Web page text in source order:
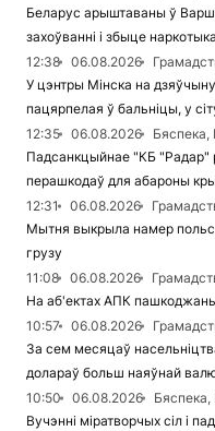
Беларус арыштаваны ў
захоўванні і збыце
12:38
06.08.2026
У цэнтры Мінска на
пацярпелая ў бальніцы, у
12:35
06.08.2026
Бяспека,
Падсанкцыйнае "КБ "Радар"
перашкодаў для абароны
12:31
06.08.2026
Мытня выкрыла намер
грузу
11:08
06.08.2026
На аб'ектах АПК
10:57
06.08.2026
За сем месяцаў
долараў больш наяўнай
10:50
06.08.2026
Бяспека,
Вучэнні міратворчых сіл і